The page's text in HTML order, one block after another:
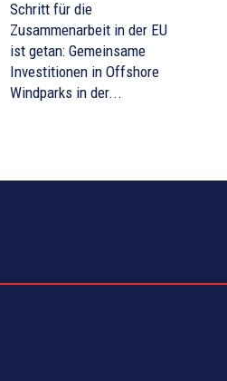
Schritt für die
Zusammenarbeit in der EU
ist getan: Gemeinsame
Investitionen in Offshore
Windparks in der...